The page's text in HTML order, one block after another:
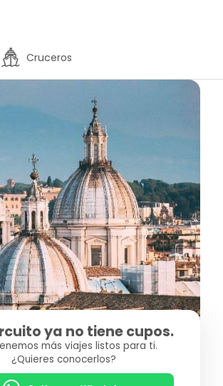
Cruceros
ya no tiene cupos.
más viajes listos para ti.
¿Quieres conocerlos?